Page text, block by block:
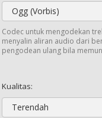
Ogg (Vorbis)
Codec untuk mengodekan
menyalin aliran audio dari
pengodean ulang bila
Kualitas:
Terendah